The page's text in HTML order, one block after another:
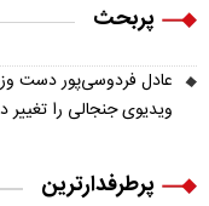
پربحث
عادل فردوسی‌پور دست
ویدیوی جنجالی را تغییر
پرطرفدارترین